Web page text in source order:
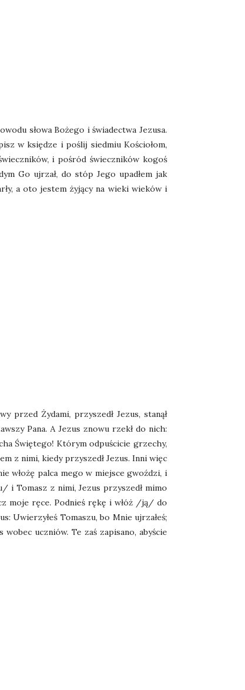
słowa Bożego i świadectwa Jezusa.
w księdze i poślij siedmiu Kościołom,
i pośród świeczników kogoś
Go ujrzał, do stóp Jego upadłem jak
a oto jestem żyjący na wieki wieków i
przed Żydami, przyszedł Jezus, stanął
Pana. A Jezus znowu rzekł do nich:
Świętego! Którym odpuścicie grzechy,
z nimi, kiedy przyszedł Jezus. Inni więc
włożę palca mego w miejsce gwoździ, i
i Tomasz z nimi, Jezus przyszedł mimo
moje ręce. Podnieś rękę i włóż /ją/ do
Uwierzyłeś Tomaszu, bo Mnie ujrzałeś;
uczniów. Te zaś zapisano, abyście